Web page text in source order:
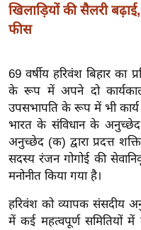
ल
श
य
त
यं
ग
इं
डि
या
सा
हि
खिलाड़ियों की सैलरी
फीस
69 वर्षीय हरिवंश बिहार का
के रूप में अपने दो
उपसभापति के रूप में भी कार्य
भारत के संविधान के
अनुच्छेद (क) द्वारा प्रदत्त
सदस्य रंजन गोगोई की
मनोनीत किया गया है।
हरिवंश को व्यापक संसदीय
में कई महत्वपूर्ण समितियों में